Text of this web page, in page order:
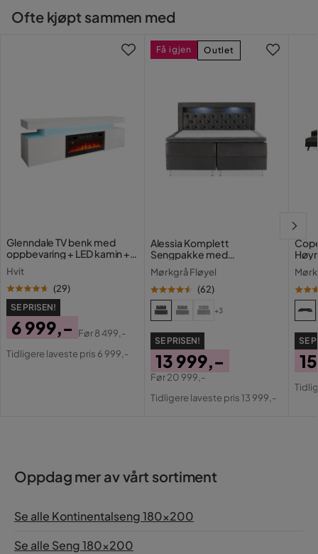
Utseende
Nei
Farge Grå
Med hodegjerde
Madrass Fjærmadrass
Materiale overmadrass Skum
Ofte kjøpt sammen med
Glenndale TV benk med
oppbevaring + LED kamin +
Belysning 190 cm
Hvit
(29)
SE PRISEN!
Pris
6 999,-
Original
Før8 499,-
Tidligere laveste pris 6 999,-
Alessia Komplett
Sengpakke med
Oppbevaring LED-belysning
180x200 cm
Mørkgrå Fløyel
(62)
+3
SE PRISEN!
Pris
13 999,-
Original
Før20 999,-
Tidligere laveste pris 13 999,-
Få igjen Outlet
med
SE
Oppdag mer av vårt sortiment
Se alle Kontinentalseng 180x200
Se alle Seng 180x200